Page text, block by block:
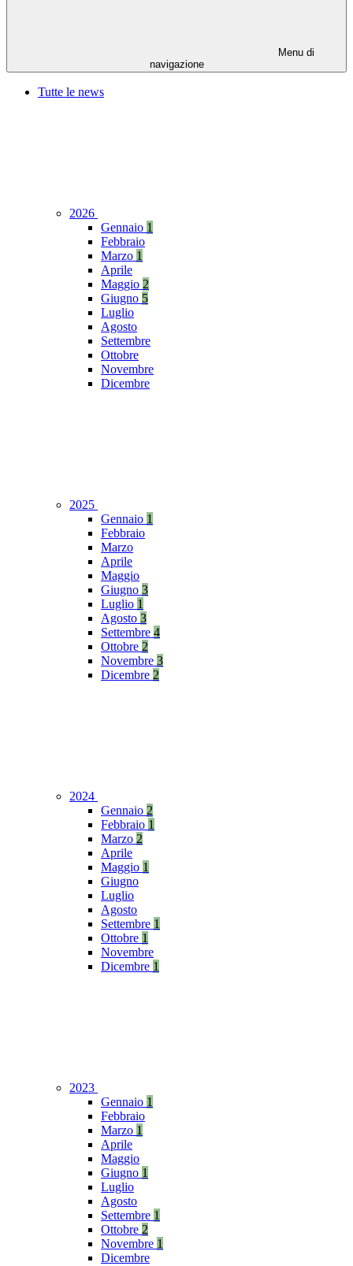
Menu di
navigazione
Tutte le news
2026
Gennaio 1
Febbraio
Marzo 1
Aprile
Maggio 2
Giugno 5
Luglio
Agosto
Settembre
Ottobre
Novembre
Dicembre
2025
Gennaio 1
Febbraio
Marzo
Aprile
Maggio
Giugno 3
Luglio 1
Agosto 3
Settembre 4
Ottobre 2
Novembre 3
Dicembre 2
2024
Gennaio 2
Febbraio 1
Marzo 2
Aprile
Maggio 1
Giugno
Luglio
Agosto
Settembre 1
Ottobre 1
Novembre
Dicembre 1
2023
Gennaio 1
Febbraio
Marzo 1
Aprile
Maggio
Giugno 1
Luglio
Agosto
Settembre 1
Ottobre 2
Novembre 1
Dicembre